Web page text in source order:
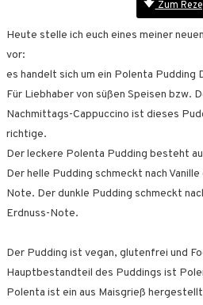
Zum
Heute stelle ich euch eines meiner
vor:
es handelt sich um ein Polenta Pudding
Für Liebhaber von süßen Speisen bzw.
Nachmittags-Cappuccino ist dieses
richtige.
Der leckere Polenta Pudding besteht
Der helle Pudding schmeckt nach
Note. Der dunkle Pudding schmeckt
Erdnuss-Note.
Der Pudding ist vegan, glutenfrei und
Hauptbestandteil des Puddings ist
Polenta ist ein aus Maisgrieß